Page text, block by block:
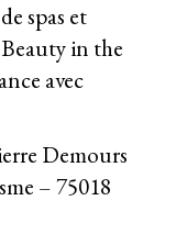
spas et
Beauty in the
avec
Demours
– 75018